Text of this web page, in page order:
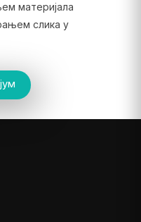
материјала
слика у